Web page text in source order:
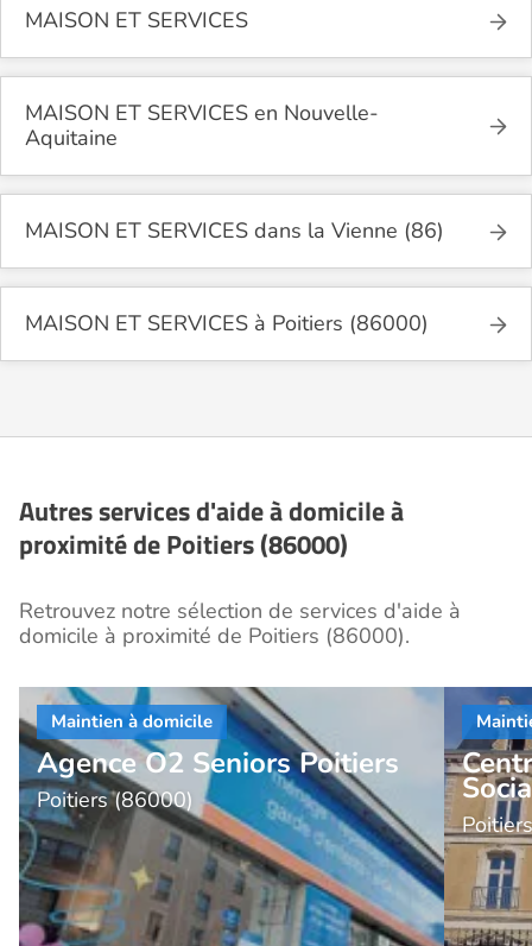
MAISON ET SERVICES
MAISON ET SERVICES en Nouvelle-
Aquitaine
MAISON ET SERVICES dans la Vienne (86)
MAISON ET SERVICES à Poitiers (86000)
Autres services d'aide à domicile à
proximité de Poitiers (86000)
Retrouvez notre sélection de services d'aide à
domicile à proximité de Poitiers (86000).
Agence O2 Seniors Poitiers
Poitiers (86000)